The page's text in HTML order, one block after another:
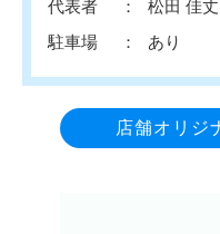
代表者
松田 佳丈
駐車場
あり
店舗オリジ